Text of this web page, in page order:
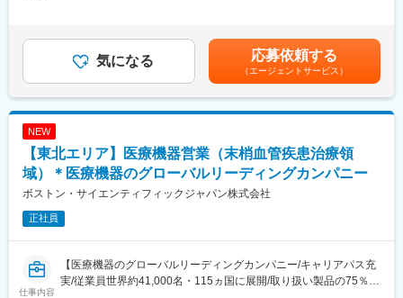
テムなど
■1日の流れ（一例）
18：00～ Eクリニックで商談
18：30～ 自宅へ直帰
■キャリアパス：
チャレンジが可能です。
また、開催期間は不定期となりますがグループ企業を横断した公
目安の金額であり、選考を通じて上下する可能性があります。月
給(月額)は固定手当を含めた表記です。
気になる 応募依頼する
（エージェントサービス）
NEW
【東北エリア】医療機器営業（末梢血管疾患治療領
域）＊医療機器のグローバルリーディングカンパニー
ボストン・サイエンティフィックジャパン株式会社
正社員
仕事内容
【医療機器のグローバルリーディングカンパニー/キャリアパス充
実/従業員世界約41,000名・115ヵ国に展開/取り扱い製品の75％以